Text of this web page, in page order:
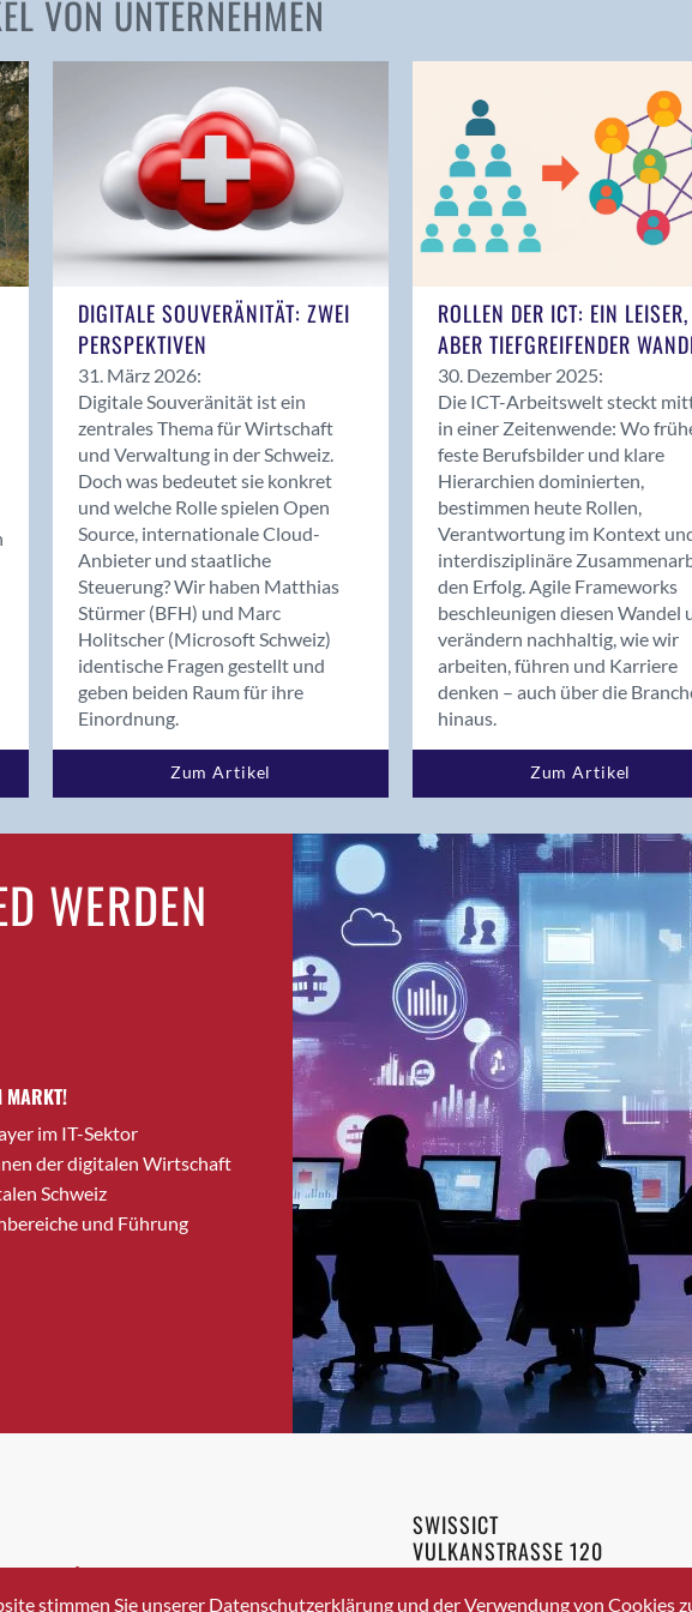
Andelfingen
Balsthal
Balzers
Bassersdorf
Benken (SG)
Bergdietikon
Bern - Liebefeld
Birsfelden
Bolligen
Bonaduz
Bonstetten
Bottighofen
Bremgarten bei Bern
Brig-Glis
Bronschhofen
Brugg
Brugg AG
Burgdorf
Bäretswil
Bülach
Cazis
Crissier
Davos Platz
VON UNTERNEHMEN
DIGITALE SOUVERÄNITÄT: ZWEI
PERSPEKTIVEN
31. März 2026:
Digitale Souveränität ist ein
zentrales Thema für Wirtschaft
und Verwaltung in der Schweiz.
Doch was bedeutet sie konkret
und welche Rolle spielen Open
Source, internationale Cloud-
Anbieter und staatliche
Steuerung? Wir haben Matthias
Stürmer (BFH) und Marc
Holitscher (Microsoft Schweiz)
identische Fragen gestellt und
geben beiden Raum für ihre
Einordnung.
Zum Artikel
ROLLEN DER ICT: EIN LEISER,
ABER TIEFGREIFENDER
30. Dezember 2025:
Die ICT-Arbeitswelt steckt
in einer Zeitenwende: Wo
feste Berufsbilder und klare
Hierarchien dominierten,
bestimmen heute Rollen,
Verantwortung im Kontext
interdisziplinäre
den Erfolg. Agile Frameworks
beschleunigen diesen Wandel
verändern nachhaltig, wie wir
arbeiten, führen und Karriere
denken – auch über die
hinaus.
Zum Artikel
WERDEN
MARKT!
im IT-Sektor
der digitalen Wirtschaft
Schweiz
und Führung
+41 43 336 40 20
SWISSICT
VULKANSTRASSE 120
8048 ZURICH
stimmen Sie unserer Datenschutzerklärung und der Verwendung von Cookies